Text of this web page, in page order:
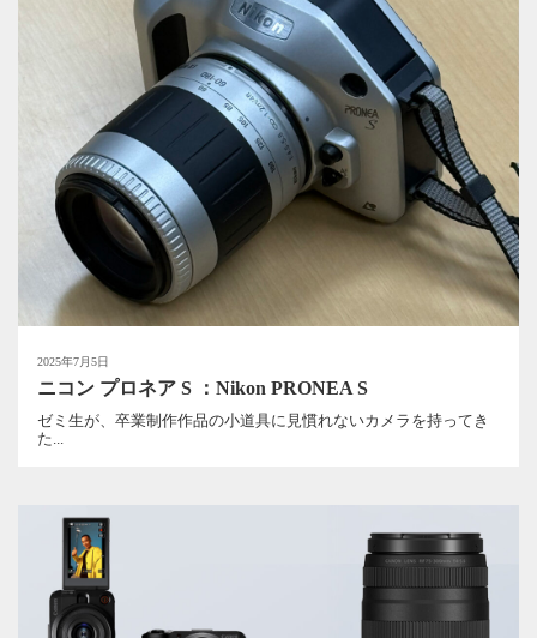
2025年7月5日
ニコン プロネア S ：Nikon PRONEA S
ゼミ生が、卒業制作作品の小道具に見慣れないカメラを持ってき
た...